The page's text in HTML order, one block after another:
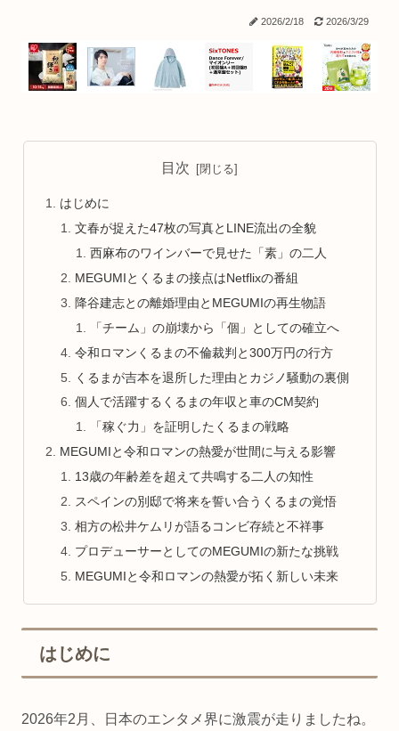
2026/2/18 2026/3/29
目次
はじめに
文春が捉えた47枚の写真とLINE流出の全貌
西麻布のワインバーで見せた「素」の二人
MEGUMIとくるまの接点はNetflixの番組
降谷建志との離婚理由とMEGUMIの再生物語
「チーム」の崩壊から「個」としての確立へ
令和ロマンくるまの不倫裁判と300万円の行方
くるまが吉本を退所した理由とカジノ騒動の裏側
個人で活躍するくるまの年収と車のCM契約
「稼ぐ力」を証明したくるまの戦略
MEGUMIと令和ロマンの熱愛が世間に与える影響
13歳の年齢差を超えて共鳴する二人の知性
スペインの別邸で将来を誓い合うくるまの覚悟
相方の松井ケムリが語るコンビ存続と不祥事
プロデューサーとしてのMEGUMIの新たな挑戦
MEGUMIと令和ロマンの熱愛が拓く新しい未来
はじめに
2026年2月、日本のエンタメ界に激震が走りましたね。